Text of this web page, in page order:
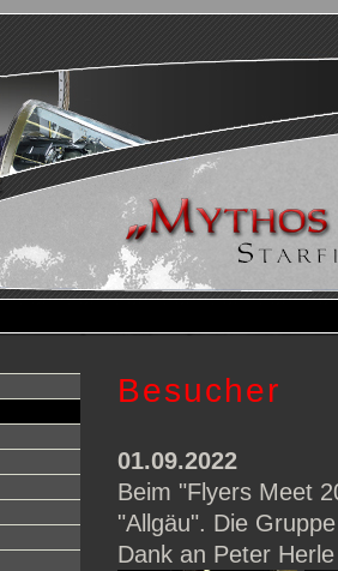
Besucher
01.09.2022
Beim "Flyers Meet
"Allgäu". Die
Dank an Peter